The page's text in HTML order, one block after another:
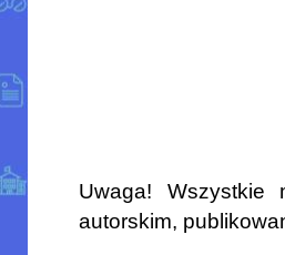
Uwaga! Wszystkie
autorskim,